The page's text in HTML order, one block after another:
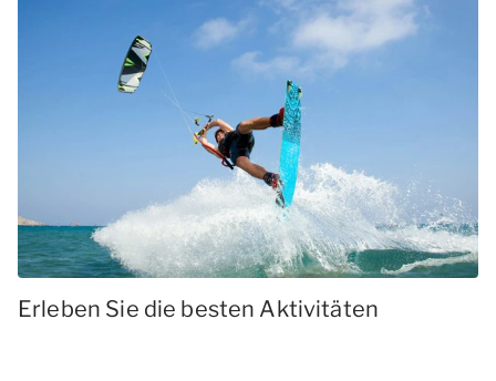
Erleben Sie die besten Aktivitäten